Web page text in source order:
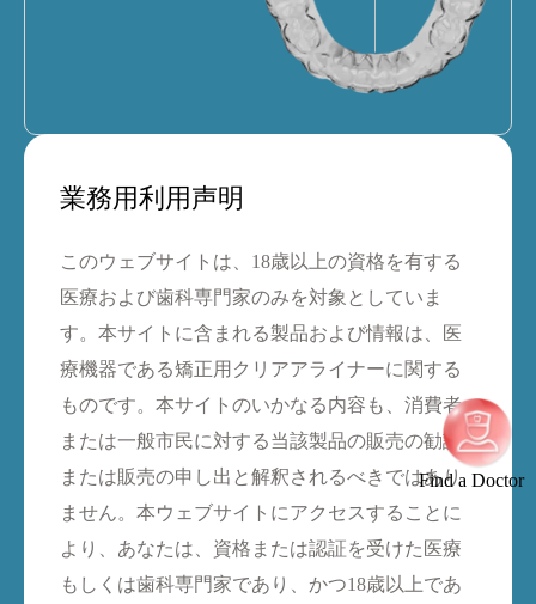
Find a Doctor
業務用利用声明
このウェブサイトは、18歳以上の資格を有する
医療および歯科専門家のみを対象としていま
す。本サイトに含まれる製品および情報は、医
療機器である矯正用クリアアライナーに関する
ものです。本サイトのいかなる内容も、消費者
または一般市民に対する当該製品の販売の勧誘
または販売の申し出と解釈されるべきではあり
ません。本ウェブサイトにアクセスすることに
より、あなたは、資格または認証を受けた医療
もしくは歯科専門家であり、かつ18歳以上であ